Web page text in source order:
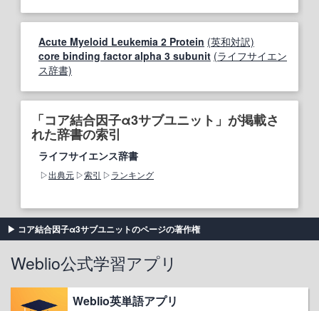
Acute Myeloid Leukemia 2 Protein (英和対訳)
core binding factor alpha 3 subunit (ライフサイエン
ス辞書)
「コア結合因子α3サブユニット」が掲載さ
れた辞書の索引
ライフサイエンス辞書
出典元 索引 ランキング
コア結合因子α3サブユニットのページの著作権
Weblio公式学習アプリ
Weblio英単語アプリ